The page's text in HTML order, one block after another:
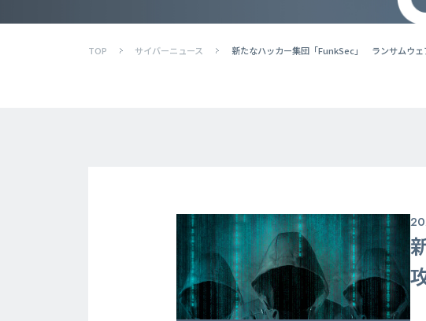
TOP サイバーニュース 新たなハッカー集団「FunkSec」 ランサムウ